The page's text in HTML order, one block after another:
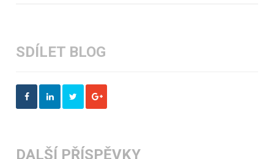
SDÍLET BLOG
DALŠÍ PŘÍSPĚVKY